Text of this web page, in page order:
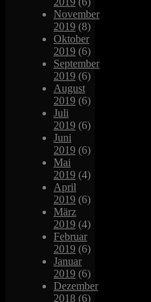
November
2019 (8)
Oktober
2019 (6)
September
2019 (6)
August
2019 (6)
Juli
2019 (6)
Juni
2019 (6)
Mai
2019 (4)
April
2019 (6)
März
2019 (4)
Februar
2019 (6)
Januar
2019 (6)
Dezember
2018 (6)